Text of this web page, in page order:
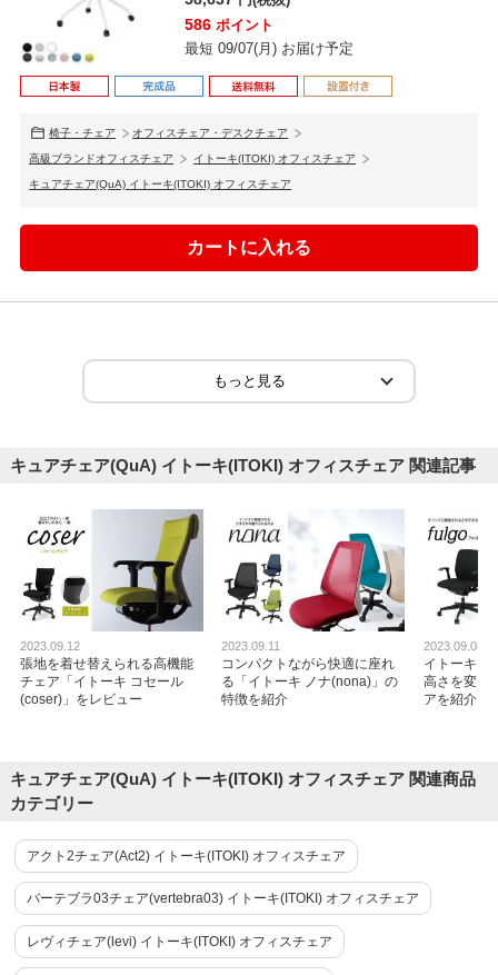
586 ポイント
最短 09/07(月) お届け予定
椅子・チェア オフィスチェア・デスクチェア
高級ブランドオフィスチェア イトーキ(ITOKI) オフィスチェア
キュアチェア(QuA) イトーキ(ITOKI) オフィスチェア
キュアチェア(QuA) イトーキ(ITOKI) オフィスチェア 関連記事
2023.09.12
張地を着せ替えられる高機能
チェア「イトーキ コセール
(coser)」をレビュー
2023.09.11
コンパクトながら快適に座れ
る「イトーキ ノナ(nona)」の
特徴を紹介
2023.09.08
イトーキ
高さを変え
アを紹介
キュアチェア(QuA) イトーキ(ITOKI) オフィスチェア 関連商品
カテゴリー
アクト2チェア(Act2) イトーキ(ITOKI) オフィスチェア
バーテブラ03チェア(vertebra03) イトーキ(ITOKI) オフィスチェア
レヴィチェア(levi) イトーキ(ITOKI) オフィスチェア